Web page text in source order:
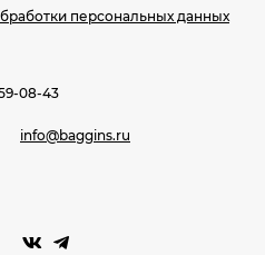
персональных данных
08-43
info@baggins.ru